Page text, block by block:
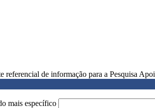
referencial de informação para a Pesquisa
mais específico